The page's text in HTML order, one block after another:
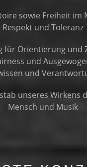
sowie Freiheit im
Respekt und Toleranz
für Orientierung und
und
und
unseres Wirkens
Mensch und Musik